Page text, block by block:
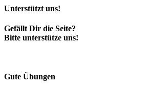
Unterstützt uns!
Gefällt Dir die Seite?
Bitte unterstütze uns!
Gute Übungen